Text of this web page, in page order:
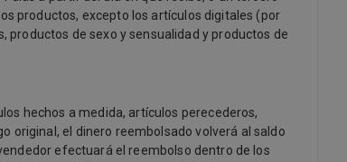
productos, excepto los artículos digitales (por
productos de sexo y sensualidad y productos de
hechos a medida, artículos perecederos,
original, el dinero reembolsado volverá al saldo
efectuará el reembolso dentro de los